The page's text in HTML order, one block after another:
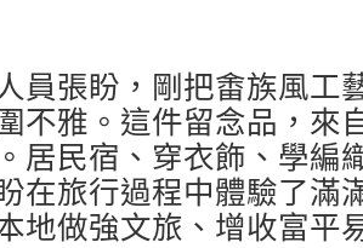
員張盼，剛把畬族風工
不雅。這件留念品，來
居民宿、穿衣飾、學編
旅行過程中體驗了滿
地做強文旅、增收富平